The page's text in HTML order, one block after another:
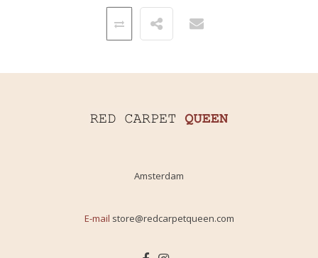
Amsterdam
E-mail store@redcarpetqueen.com